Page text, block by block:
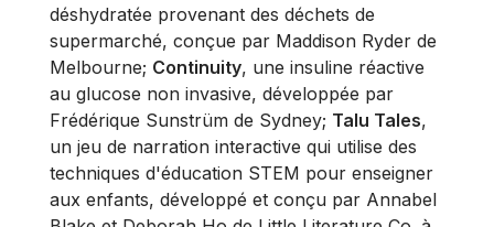
déshydratée provenant des déchets de
supermarché, conçue par Maddison Ryder de
Melbourne; Continuity, une insuline réactive
au glucose non invasive, développée par
Frédérique Sunstrüm de Sydney; Talu Tales,
un jeu de narration interactive qui utilise des
techniques d'éducation STEM pour enseigner
aux enfants, développé et conçu par Annabel